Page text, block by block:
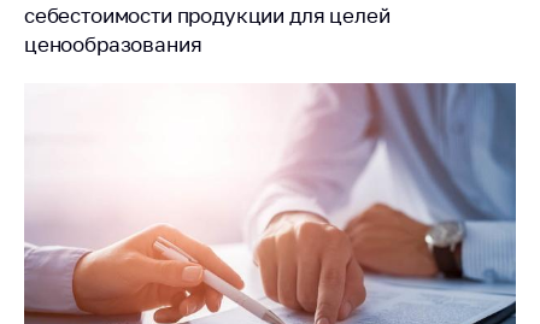
себестоимости продукции для целей
ценообразования